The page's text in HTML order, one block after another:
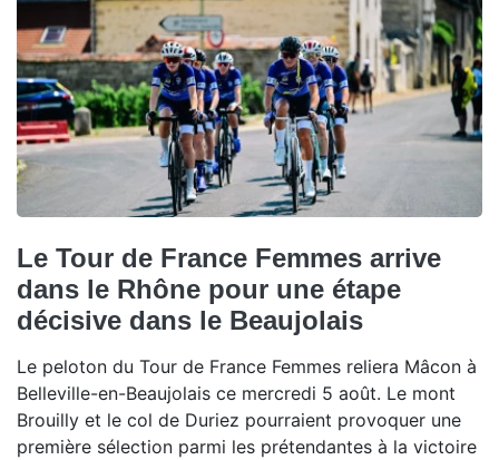
Le Tour de France Femmes arrive
dans le Rhône pour une étape
décisive dans le Beaujolais
Le peloton du Tour de France Femmes reliera Mâcon à
Belleville-en-Beaujolais ce mercredi 5 août. Le mont
Brouilly et le col de Duriez pourraient provoquer une
première sélection parmi les prétendantes à la victoire